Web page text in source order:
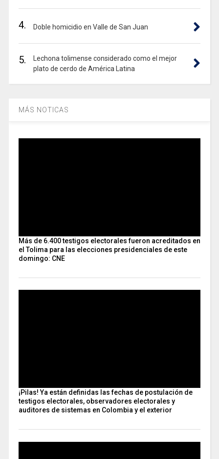
4. Doble homicidio en Valle de San Juan
5.
Lechona tolimense considerado como el mejor
plato de cerdo de América Latina
MÁS NOTICAS
Más de 6.400 testigos electorales fueron acreditados en
el Tolima para las elecciones presidenciales de este
domingo: CNE
¡Pilas! Ya están definidas las fechas de postulación de
testigos electorales, observadores electorales y
auditores de sistemas en Colombia y el exterior